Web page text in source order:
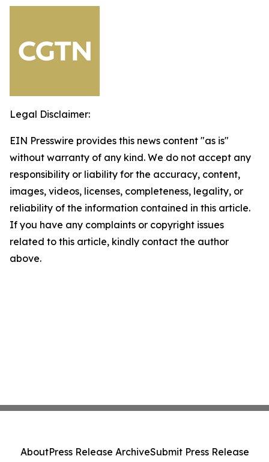
Legal Disclaimer:
EIN Presswire provides this news content "as is"
without warranty of any kind. We do not accept any
responsibility or liability for the accuracy, content,
images, videos, licenses, completeness, legality, or
reliability of the information contained in this article.
If you have any complaints or copyright issues
related to this article, kindly contact the author
above.
AboutPress Release ArchiveSubmit Press Release